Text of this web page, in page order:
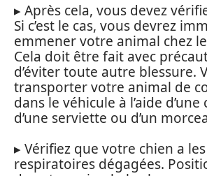
▸ Après cela, vous devez
Si c’est le cas, vous devrez
emmener votre animal chez
Cela doit être fait avec
d’éviter toute autre blessure.
transporter votre animal de
dans le véhicule à l’aide
d’une serviette ou d’un
▸ Vérifiez que votre chien a
respiratoires dégagées.